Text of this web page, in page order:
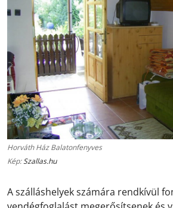
Horváth Ház Balatonfenyves
Kép:Szallas.hu
A szálláshelyek számára rendkívül